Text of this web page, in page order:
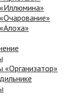
«Организатор»